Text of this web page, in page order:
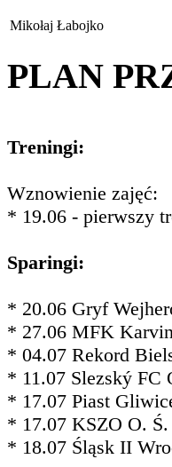
Mikołaj Łabojko
PLAN
Treningi:
Wznowienie zajęć:
* 19.06 - pierwszy
Sparingi:
* 20.06 Gryf
* 27.06 MFK
* 04.07 Rekord
* 11.07 Slezský FC
* 17.07 Piast
* 17.07 KSZO O.
* 18.07 Śląsk II